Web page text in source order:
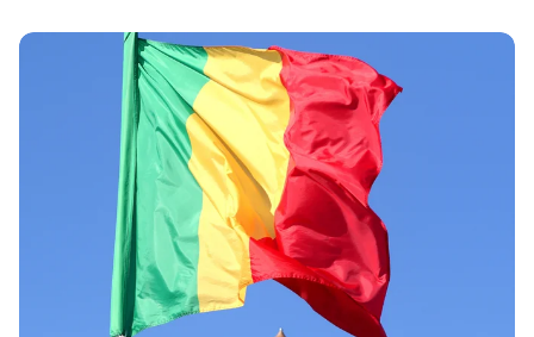
повстанцам. Другой крупный город на севере
страны — Гао — пока остается под контролем
Вооруженных сил Мали, отмечет издание. Еще
один значимый населенный пункт — Мопти —
ненадолго перешел под контроль экстремистской
группировки «Джамаат Нусрат аль-Ислам валь-
Муслимин» (JNIM), признающей себя частью «Аль-
Каиды» (запрещена в РФ). Боевики, по словам
источника, 25 апреля взяли город, разграбили
оружейные склады, но уже 27 апреля отступили.